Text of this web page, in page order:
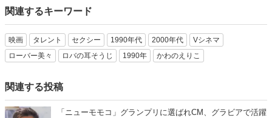
関連するキーワード
映画 タレント セクシー 1990年代 2000年代
Vシネマ
ローバー美々
ロバの耳そうじ 1990年 かわのえりこ
関連する投稿
「ニューモモコ」グランプリに選ばれCM、グラビアで活躍